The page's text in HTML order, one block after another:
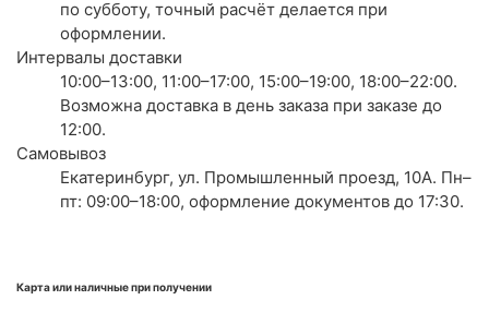
по субботу, точный расчёт делается при
оформлении.
Интервалы доставки
10:00–13:00, 11:00–17:00, 15:00–19:00, 18:00–22:00.
Возможна доставка в день заказа при заказе до
12:00.
Самовывоз
Екатеринбург, ул. Промышленный проезд, 10А. Пн–
пт: 09:00–18:00, оформление документов до 17:30.
Карта или наличные при получении